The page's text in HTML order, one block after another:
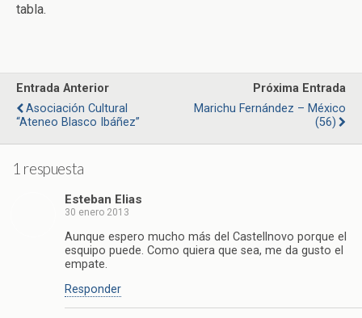
tabla.
Entrada Anterior
Asociación Cultural
“Ateneo Blasco Ibáñez”
Próxima Entrada
Marichu Fernández – México
(56)
1 respuesta
Esteban Elias
30 enero 2013
Aunque espero mucho más del Castellnovo porque el
esquipo puede. Como quiera que sea, me da gusto el
empate.
Responder